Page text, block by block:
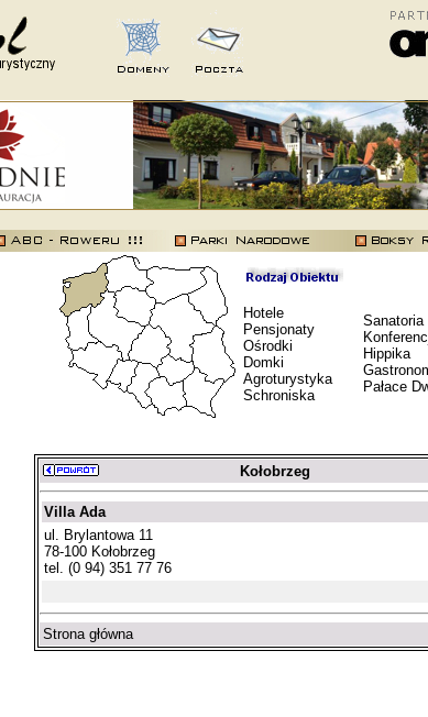
Hotele
Pensjonaty
Ośrodki
Domki
Agroturystyka
Schroniska
Sanatoria
Hippika
Pałace
Kołobrzeg
Villa Ada
ul. Brylantowa 11
78-100 Kołobrzeg
tel. (0 94) 351 77 76
Strona główna